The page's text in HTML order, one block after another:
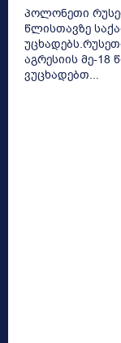
პოლონეთი
წლისთავზე
აგრესიის მე-
ვუცხადებთ...